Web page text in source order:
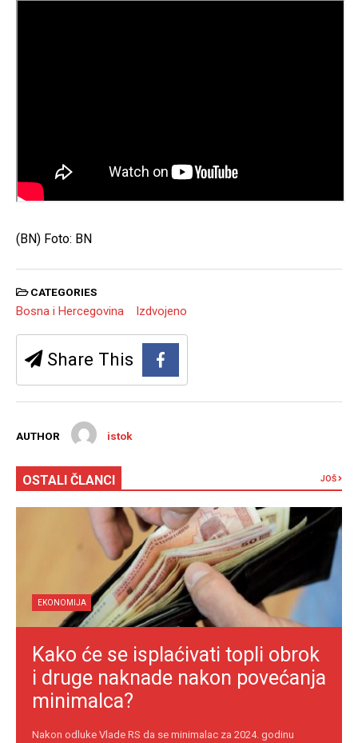
(BN) Foto: BN
CATEGORIES
Bosna i Hercegovina Izdvojeno
Share This
AUTHOR istok
OSTALI ČLANCI JOŠ
EKONOMIJA
Kako će se isplaćivati topli obrok
i druge naknade nakon povećanja
minimalca?
Nakon odluke Vlade RS da se minimalac za 2024. godinu